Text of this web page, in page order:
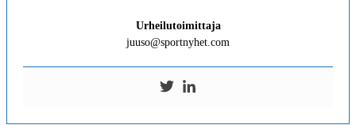
Urheilutoimittaja
juuso@sportnyhet.com